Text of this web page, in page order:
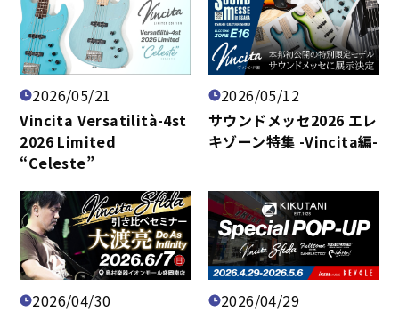
2026/05/21
Vincita Versatilità-4st
2026 Limited
“Celeste”
2026/05/12
サウンドメッセ2026 エレ
キゾーン特集 -Vincita編-
2026/04/30
2026/04/29